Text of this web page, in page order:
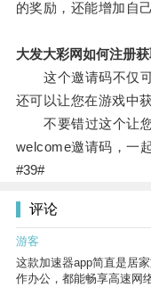
的奖励，还能增加自
大发大彩网如何注册
这个邀请码不仅可
还可以让您在游戏中
不要错过这个让您
welcome邀请码，一
#39#
评论
游客
这款加速器app简直是居
作办公，都能畅享高速网